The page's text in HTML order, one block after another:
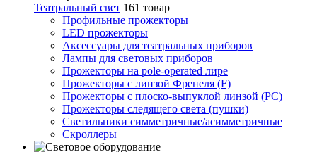
Театральный свет 161 товар
Профильные прожекторы
LED прожекторы
Аксессуары для театральных приборов
Лампы для световых приборов
Прожекторы на pole-operated лире
Прожекторы с линзой Френеля (F)
Прожекторы с плоско-выпуклой линзой (PC)
Прожекторы следящего света (пушки)
Светильники симметричные/асимметричные
Скроллеры